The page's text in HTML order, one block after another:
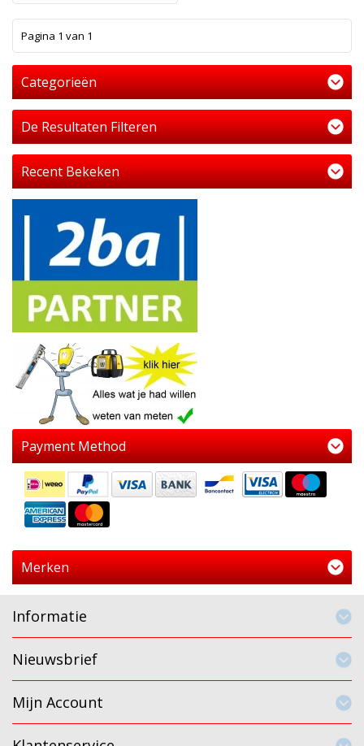
Pagina 1 van 1
Categorieën
De Resultaten Filteren
Recent Bekeken
Payment Method
Merken
Informatie
Nieuwsbrief
Mijn Account